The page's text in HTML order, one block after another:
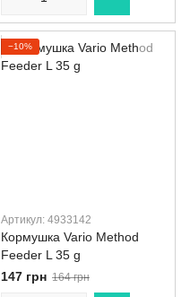
−10%
Артикул: 4933142
Кормушка Vario Method
Feeder L 35 g
147 грн 164 грн